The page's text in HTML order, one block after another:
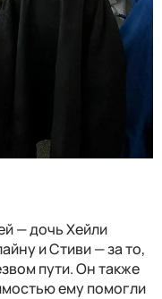
— дочь Хейли
и Стиви — за то,
пути. Он также
ему помогли